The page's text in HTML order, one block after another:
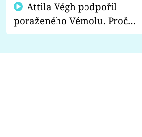
poraženého Vémolu. Proč
chce raději zápasit s ním než